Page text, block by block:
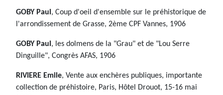
GOBY Paul, Coup d'oeil d'ensemble sur le préhistorique de
l'arrondissement de Grasse, 2ème CPF Vannes, 1906
GOBY Paul, les dolmens de la "Grau" et de "Lou Serre
Dinguille", Congrès AFAS, 1906
RIVIERE Emile, Vente aux enchères publiques, importante
collection de préhistoire, Paris, Hôtel Drouot, 15-16 mai